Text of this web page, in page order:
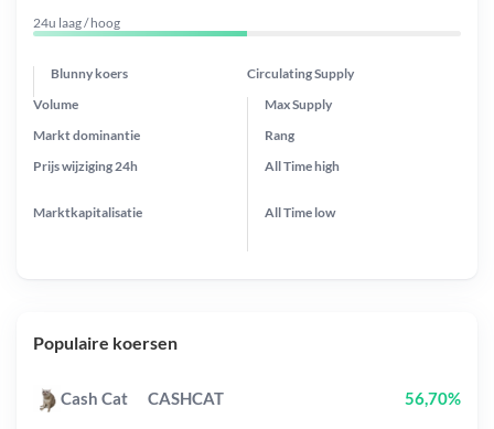
24u laag / hoog
Blunny koers Circulating Supply
Prijs wijziging 24h
Max Supply
Markt dominantie
Marktkapitalisatie
Volume
Rang
All Timehigh
All Time low
Populaire koersen
Cash Cat CASHCAT 56,70%